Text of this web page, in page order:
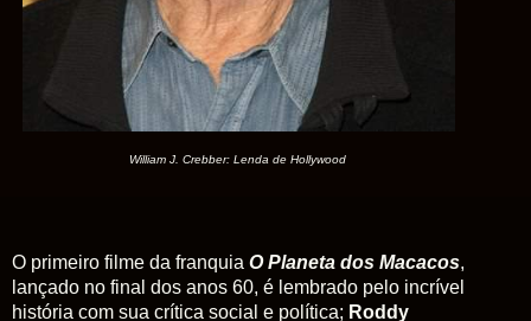
William J. Crebber: Lenda de Hollywood
O primeiro filme da franquia O Planeta dos Macacos,
lançado no final dos anos 60, é lembrado pelo incrível
história com sua crítica social e política; Roddy